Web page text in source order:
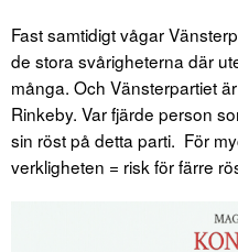
Fast samtidigt vågar
de stora svårigheterna där
många. Och Vänsterpartiet
Rinkeby. Var fjärde person
sin röst på detta parti. För
verkligheten = risk för färre